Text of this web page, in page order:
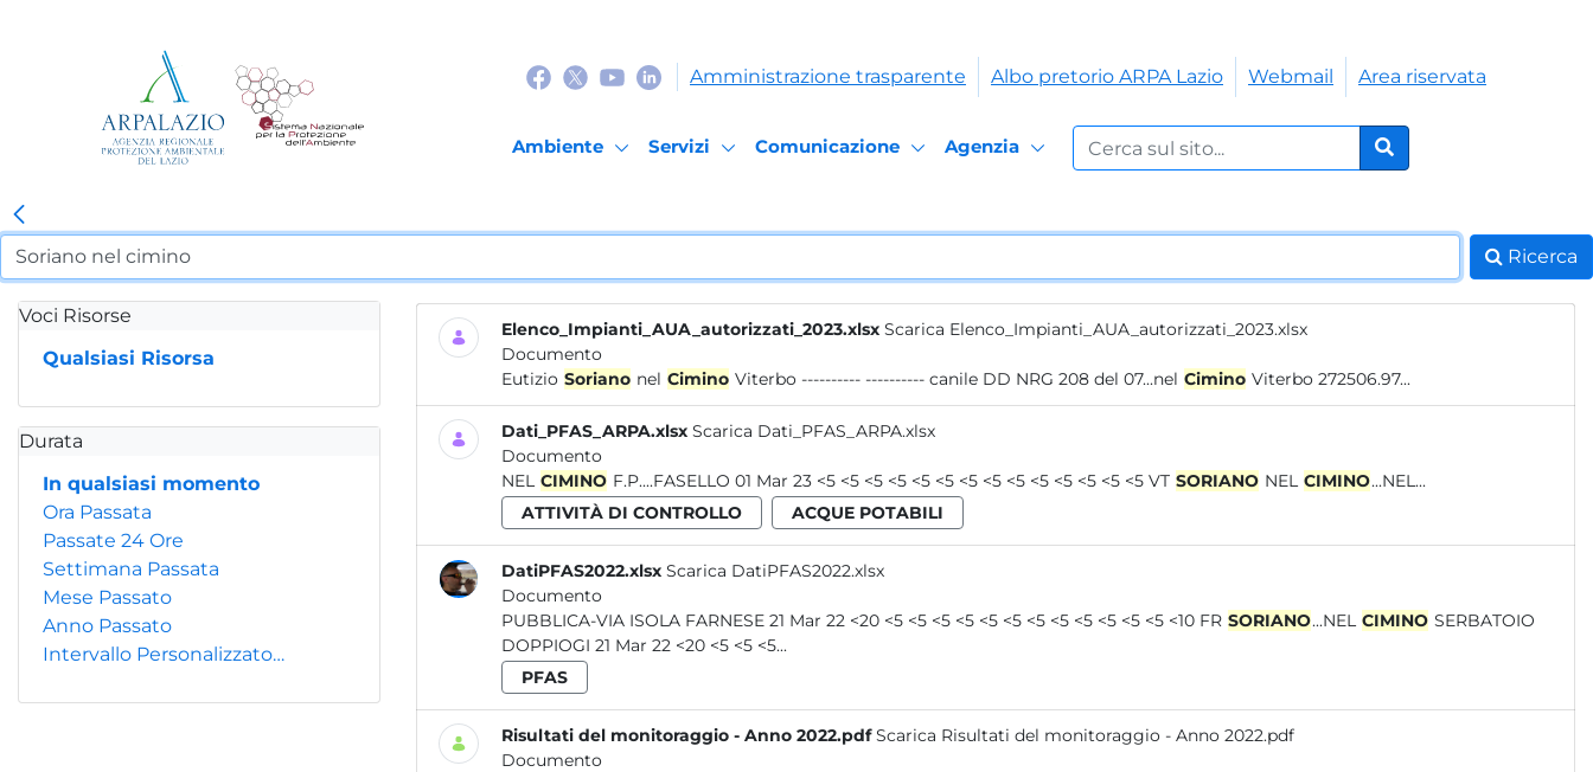
Amministrazione trasparente Albo pretorio ARPA Lazio Webmail Area riservata
Ambiente Servizi Comunicazione Agenzia
Cerca nel sito:
Cerca
Ricerca
Voci Risorse
Qualsiasi Risorsa
Durata
In qualsiasi momento
Ora Passata
Passate 24 Ore
Settimana Passata
Mese Passato
Anno Passato
Intervallo Personalizzato…
Elenco_Impianti_AUA_autorizzati_2023.xlsx Scarica Elenco_Impianti_AUA_autorizzati_2023.xlsx
Documento
Eutizio Soriano nel Cimino Viterbo ---------- ---------- canile DD NRG 208 del 07...nel Cimino Viterbo 272506.97...
Dati_PFAS_ARPA.xlsx Scarica Dati_PFAS_ARPA.xlsx
Documento
NEL CIMINO F.P....FASELLO 01 Mar 23 <5 <5 <5 <5 <5 <5 <5 <5 <5 <5 <5 <5 <5 <5 VT SORIANO NEL CIMINO...NEL...
ATTIVITÀ DI CONTROLLO
ACQUE POTABILI
DatiPFAS2022.xlsx Scarica DatiPFAS2022.xlsx
Documento
PUBBLICA-VIA ISOLA FARNESE 21 Mar 22 <20 <5 <5 <5 <5 <5 <5 <5 <5 <5 <5 <5 <5 <10 FR SORIANO...NEL CIMINO SERBATOIO
DOPPIOGI 21 Mar 22 <20 <5 <5 <5...
PFAS
Risultati del monitoraggio - Anno 2022.pdf Scarica Risultati del monitoraggio - Anno 2022.pdf
Documento